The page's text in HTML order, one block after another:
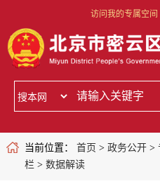
访问我的专属空间
当前位置： 首页 > 政务公开>
栏 > 数据解读